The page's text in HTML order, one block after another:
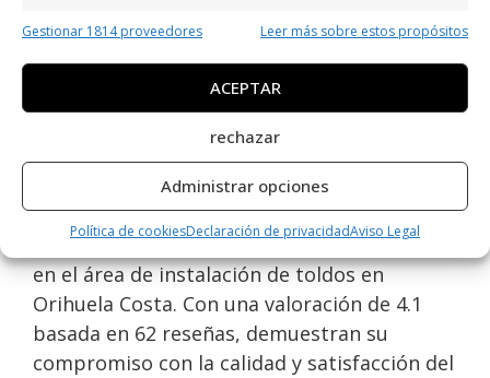
Gestionar 1814 proveedores Leer más sobre estos propósitos
ACEPTAR
rechazar
Administrar opciones
Política de cookiesDeclaración de privacidadAviso Legal
a 19:00
Sábado
Cerrado
Cerrado
Opiniones y datos extra
sobre Toldos Lucentum
Toldos Lucentumes una excelente opción
en el área de instalación de toldos en
Orihuela Costa. Con una valoración de 4.1
basada en 62 reseñas, demuestran su
compromiso con la calidad y satisfacción del